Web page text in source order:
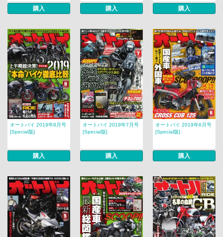
購入 購入 購入
オートバイ 2019年8月号
[Special版]
購入
オートバイ 2019年7月号
[Special版]
購入
オートバイ 2019年6月号
[Special版]
購入